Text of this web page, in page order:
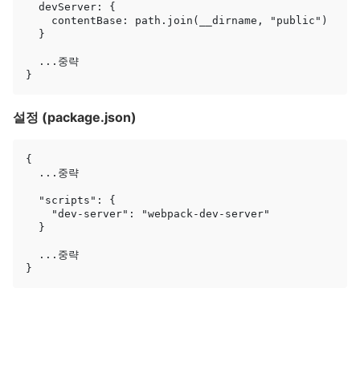
설정 (package.json)
{